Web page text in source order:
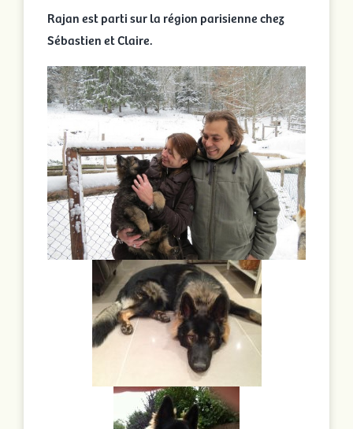
Rajan est parti sur la région parisienne chez
Sébastien et Claire.